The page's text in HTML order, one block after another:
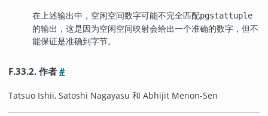
在上述输出中，空闲空间数字可能不完全匹配pgstattuple
的输出，这是因为空闲空间映射会给出一个准确的数字，但不
能保证是准确到字节。
F.33.2. 作者#
Tatsuo Ishii, Satoshi Nagayasu 和 Abhijit Menon-Sen